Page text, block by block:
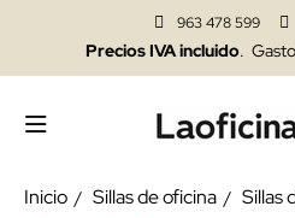
963 478 599
Precios IVA incluido.
Inicio Sillas de oficina
Sillas